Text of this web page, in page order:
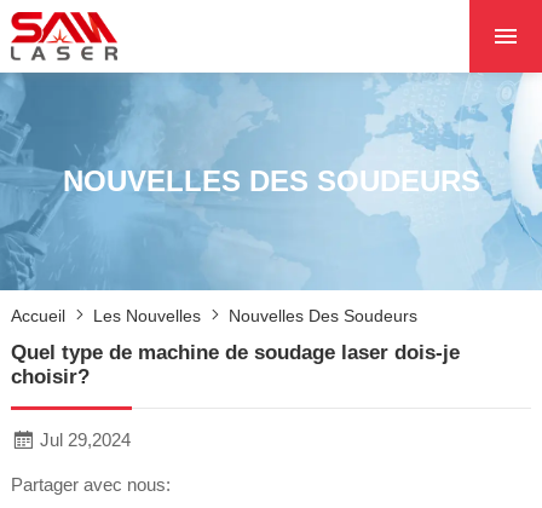
À PROPOS DE
PRODUITS
LES PROJETS
LES NOUVELLES
NOUVELLES DES SOUDEURS
Accueil Les Nouvelles Nouvelles Des Soudeurs
Quel type de machine de soudage laser dois-je
choisir?
Jul 29,2024
Partager avec nous: